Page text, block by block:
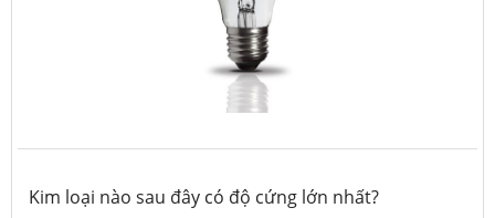
Kim loại nào sau đây có độ cứng lớn nhất?